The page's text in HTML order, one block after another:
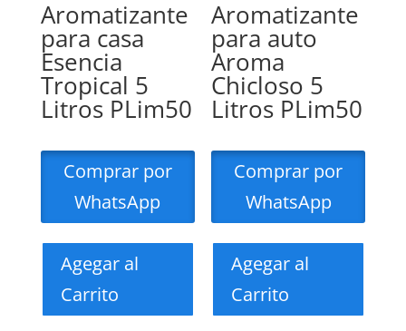
Aromatizante
para casa
Esencia
Tropical 5
Litros PLim50
Comprar por
WhatsApp
Agegar al
Carrito
Aromatizante
para auto
Aroma
Chicloso 5
Litros PLim50
Comprar por
WhatsApp
Agegar al
Carrito